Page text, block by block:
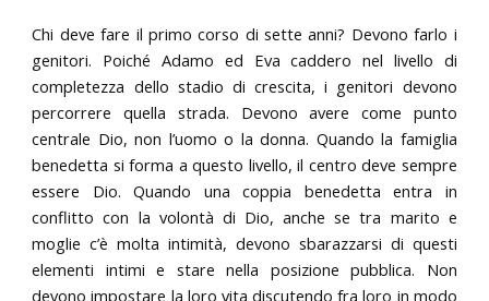
Chi deve fare il primo corso di sette anni? Devono farlo i
genitori. Poiché Adamo ed Eva caddero nel livello di
completezza dello stadio di crescita, i genitori devono
percorrere quella strada. Devono avere come punto
centrale Dio, non l’uomo o la donna. Quando la famiglia
benedetta si forma a questo livello, il centro deve sempre
essere Dio. Quando una coppia benedetta entra in
conflitto con la volontà di Dio, anche se tra marito e
moglie c’è molta intimità, devono sbarazzarsi di questi
elementi intimi e stare nella posizione pubblica. Non
devono impostare la loro vita discutendo fra loro in modo